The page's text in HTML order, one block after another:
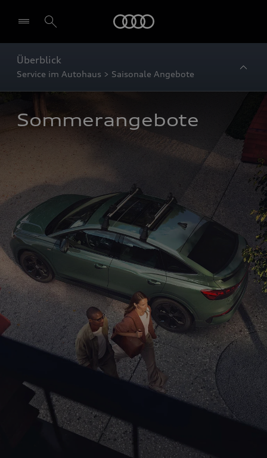
Überblick
Service im Autohaus > Saisonale Angebote
Sommerangebote